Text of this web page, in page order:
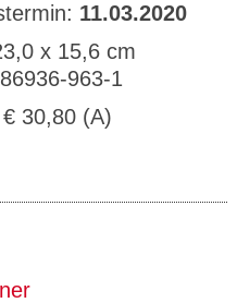
11.03.2020
x 15,6 cm
963-1
€ 30,80 (A)